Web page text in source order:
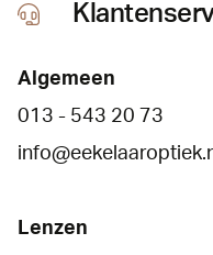
Algemeen
013 - 543 20 73
Lenzen